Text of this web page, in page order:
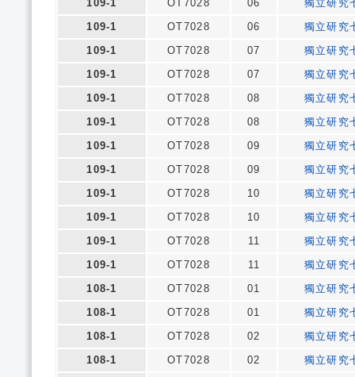
109-1 OT7028 06
獨立研究
109-1
OT7028 06
獨立研究
109-1
OT7028 07
獨立研究
109-1
OT7028 07
獨立研究
109-1
OT7028 08
獨立研究
109-1
OT7028 08
獨立研究
109-1
OT7028 09
獨立研究
109-1
OT7028 09
獨立研究
109-1
OT7028 10
獨立研究
109-1
OT7028 10
獨立研究
109-1
OT7028 11
獨立研究
109-1
OT7028 11
獨立研究
108-1
OT7028 01
獨立研究
108-1
OT7028 01
獨立研究
108-1
OT7028 02
獨立研究
108-1
OT7028 02
獨立研究